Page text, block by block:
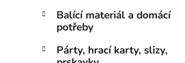
Balící materiál a domácí
potřeby
Párty, hrací karty, slizy,